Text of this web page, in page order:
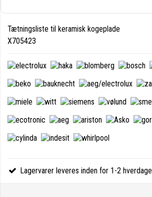
Tætningsliste til keramisk kogeplade
X705423
Lagervarer leveres inden for 1-2 hverdage